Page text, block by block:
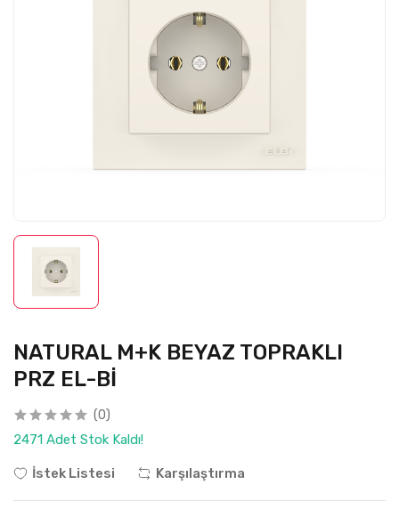
NATURAL M+K BEYAZ TOPRAKLI
PRZ EL-Bİ
(0)
2471 Adet Stok Kaldı!
İstek Listesi Karşılaştırma